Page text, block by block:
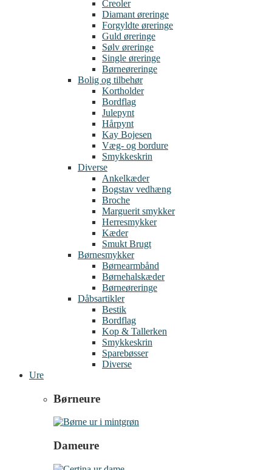
Creoler
Diamant øreringe
Forgyldte øreringe
Guld øreringe
Sølv øreringe
Single øreringe
Børneøreringe
Bolig og tilbehør
Kortholder
Bordflag
Julepynt
Hårpynt
Kay Bojesen
Væg- og bordure
Smykkeskrin
Diverse
Ankelkæder
Bogstav vedhæng
Broche
Marguerit smykker
Herresmykker
Kæder
Smukt Brugt
Børnesmykker
Børnearmbånd
Børnehalskæder
Børneøreringe
Dåbsartikler
Bestik
Bordflag
Kop & Tallerken
Smykkeskrin
Sparebøsser
Diverse
Ure
Børneure
Dameure